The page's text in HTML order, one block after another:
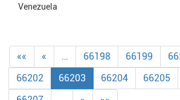
Venezuela
«« « … 66198 66199
66202
66203 66204 66205